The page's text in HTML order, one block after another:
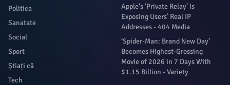
Politica
Sanatate
Social
Sport
Știați că
Tech
Apple's ‘Private Relay’ Is
Exposing Users’ Real IP
Addresses - 404 Media
‘Spider-Man: Brand New Day’
Becomes Highest-Grossing
Movie of 2026 in 7 Days With
$1.15 Billion - Variety